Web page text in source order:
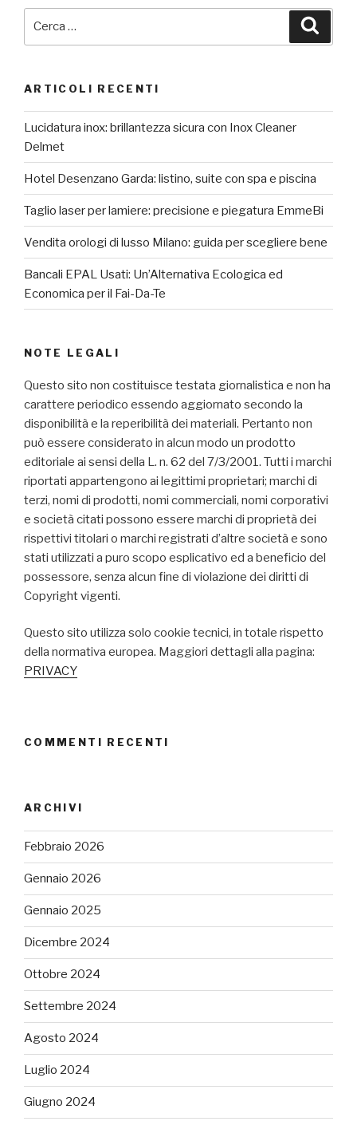
ARTICOLI RECENTI
Lucidatura inox: brillantezza sicura con Inox Cleaner
Delmet
Hotel Desenzano Garda: listino, suite con spa e piscina
Taglio laser per lamiere: precisione e piegatura EmmeBi
Vendita orologi di lusso Milano: guida per scegliere bene
Bancali EPAL Usati: Un’Alternativa Ecologica ed
Economica per il Fai-Da-Te
NOTE LEGALI
Questo sito non costituisce testata giornalistica e non ha
carattere periodico essendo aggiornato secondo la
disponibilità e la reperibilità dei materiali. Pertanto non
può essere considerato in alcun modo un prodotto
editoriale ai sensi della L. n. 62 del 7/3/2001. Tutti i marchi
riportati appartengono ai legittimi proprietari; marchi di
terzi, nomi di prodotti, nomi commerciali, nomi corporativi
e società citati possono essere marchi di proprietà dei
rispettivi titolari o marchi registrati d’altre società e sono
stati utilizzati a puro scopo esplicativo ed a beneficio del
possessore, senza alcun fine di violazione dei diritti di
Copyright vigenti.
Questo sito utilizza solo cookie tecnici, in totale rispetto
della normativa europea. Maggiori dettagli alla pagina:
PRIVACY
COMMENTI RECENTI
ARCHIVI
Febbraio 2026
Gennaio 2026
Gennaio 2025
Dicembre 2024
Ottobre 2024
Settembre 2024
Agosto 2024
Luglio 2024
Giugno 2024